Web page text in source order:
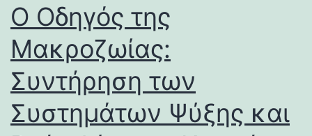
Ο Οδηγός της
Μακροζωίας:
Συντήρηση των
Συστημάτων Ψύξης και